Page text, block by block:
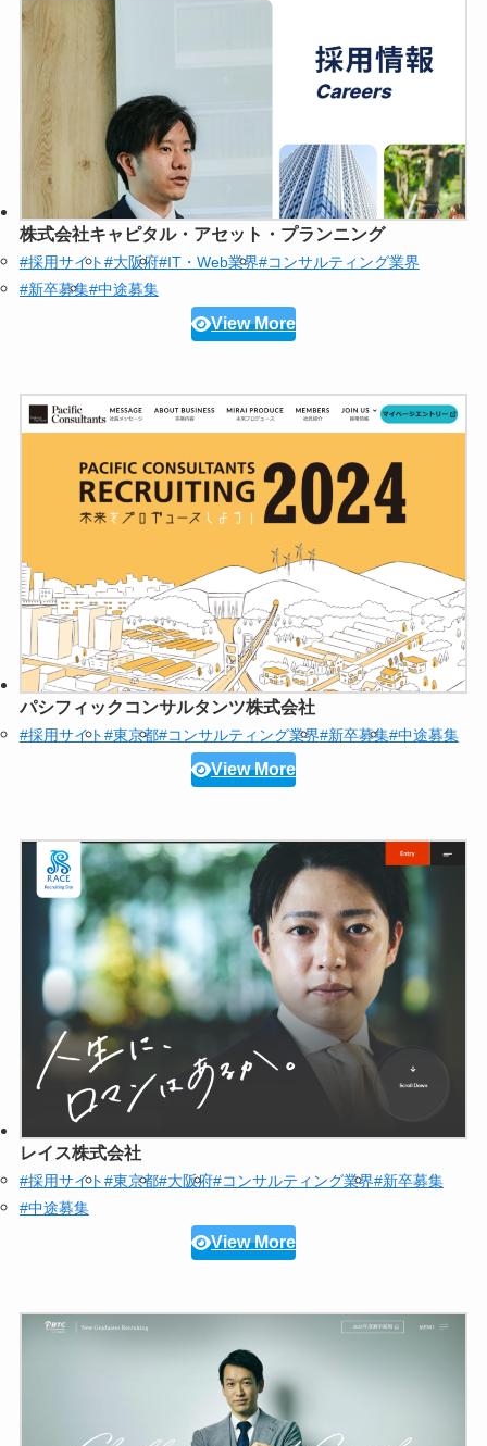
株式会社キャピタル・アセット・プランニング
#採用サイト#大阪府#IT・Web業界#コンサルティング業界
#新卒募集#中途募集
View More
パシフィックコンサルタンツ株式会社
#採用サイト#東京都#コンサルティング業界#新卒募集#中途募集
View More
レイス株式会社
#採用サイト#東京都#大阪府#コンサルティング業界#新卒募集
#中途募集
View More